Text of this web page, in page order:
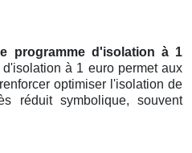
programme d'isolation à 1
à 1 euro permet aux
optimiser l'isolation de
réduit symbolique, souvent